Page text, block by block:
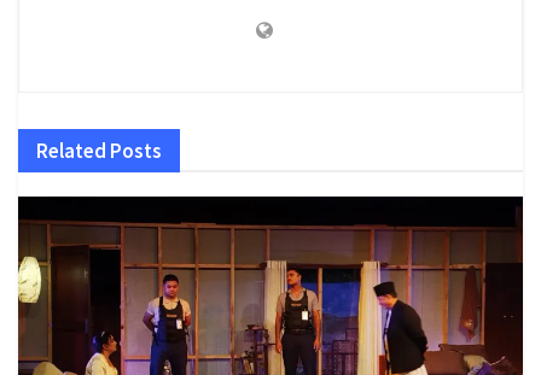
Related Posts